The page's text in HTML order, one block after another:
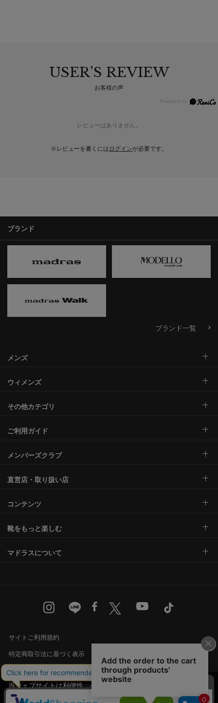
USER'S REVIEW
お客様の声
レビューはありません。
※レビューを書くには ログインが必要です。
ブランド
ブランド一覧
メンズ
ウィメンズ
その他カテゴリ
ご利用ガイド
メンバーズクラブ
直営店・取り扱い店
コンテンツ
靴をもっと楽しむ
マドラスについて
サイトご利用規約
特定商取引法に基づく表示
古物営業法に基づく表示
プライバシー規約・個人情報の取り扱い
当ウェブサイトは利便性、品質維持・向上を目的
にCookieを使用しております。詳細はプライバシ
承諾する